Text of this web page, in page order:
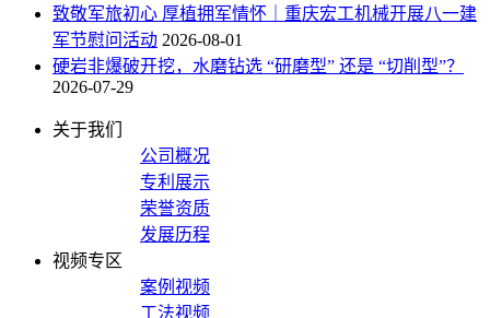
致敬军旅初心 厚植拥军情怀｜重庆宏工机械开展八一建
军节慰问活动 2026-08-01
硬岩非爆破开挖，水磨钻选 “研磨型” 还是 “切削型”？
2026-07-29
关于我们
公司概况
专利展示
荣誉资质
发展历程
视频专区
案例视频
工法视频